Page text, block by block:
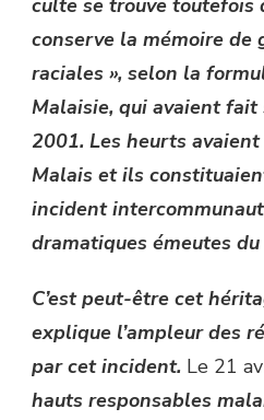
culte se trouve toutefois
conserve la mémoire de
raciales », selon la
Malaisie, qui avaient
2001. Les heurts
Malais et ils
incident
dramatiques émeutes
C’est peut-être cet
explique l’ampleur des
par cet incident. Le 21
hauts responsables